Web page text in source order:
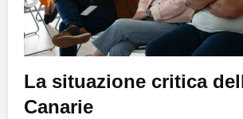
La situazione critica
Canarie